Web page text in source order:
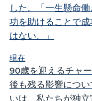
した。「一生懸命
功を助けることで
はない。」
現在
90歳を迎えるチャ
後も残る影響につ
いは、私たちが独